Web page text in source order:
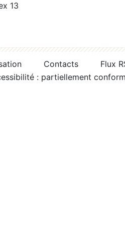
13
Contacts
Flux
: partiellement